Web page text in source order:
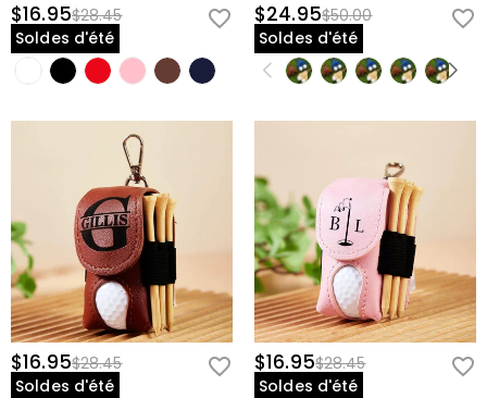
$16.95$28.45
Soldes d'été
$24.95$50.00
Soldes d'été
$16.95$28.45
Soldes d'été
$16.95$28.45
Soldes d'été